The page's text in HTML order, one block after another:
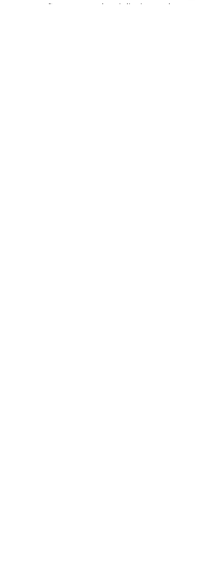
tre sconfitte, contro le migliori squadre